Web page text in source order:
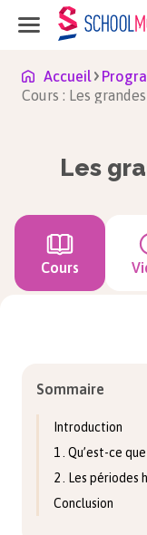
Accueil
Cours : Les
Les
Cours
Sommaire
Introduction
1 . Qu’est-ce
2 . Les périodes
Conclusion